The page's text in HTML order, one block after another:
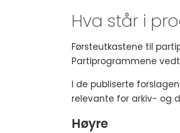
Hva står i
Førsteutkastene til
Partiprogrammene
I de publiserte
relevante for arkiv- og
Høyre